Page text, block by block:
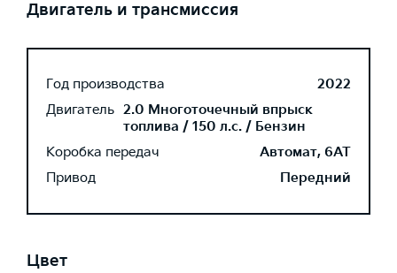
Двигатель и трансмиссия
Год производства
2022
Двигатель 2.0 Многоточечный впрыск
топлива / 150 л.с. / Бензин
Коробка передач
Автомат, 6AT
Привод
Передний
Цвет